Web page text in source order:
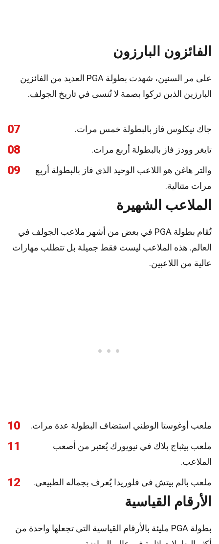
الفائزون البارزون
على مر السنين، شهدت بطولة PGA العديد من الفائزين
البارزين الذين تركوا بصمة لا تُنسى في تاريخ الجولف.
07 جاك نيكلوس فاز بالبطولة خمس مرات.
08 تايغر وودز فاز بالبطولة أربع مرات.
09
والتر هاغن هو اللاعب الوحيد الذي فاز بالبطولة أربع
مرات متتالية.
الملاعب الشهيرة
تُقام بطولة PGA في بعض من أشهر ملاعب الجولف في
العالم. هذه الملاعب ليست فقط جميلة بل تتطلب مهارات
عالية من اللاعبين.
10 ملعب أوغوستا الوطني استضاف البطولة عدة مرات.
11
ملعب بيثباج بلاك في نيويورك يُعتبر من أصعب
الملاعب.
12 ملعب بالم بيتش في فلوريدا يُعرف بجماله الطبيعي.
الأرقام القياسية
بطولة PGA مليئة بالأرقام القياسية التي تجعلها واحدة من